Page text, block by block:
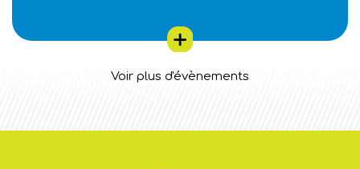
Voir plus d'évènements